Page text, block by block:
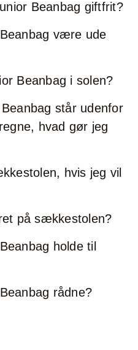
Beanbag giftfrit?
være ude
Beanbag i solen?
står udenfor
hvad gør jeg
hvis jeg vil
på sækkestolen?
holde til
rådne?